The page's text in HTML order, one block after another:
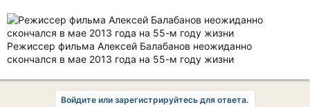
Режиссер фильма Алексей Балабанов неожиданно
скончался в мае 2013 года на 55-м году жизни
Войдите или зарегистрируйтесь для ответа.